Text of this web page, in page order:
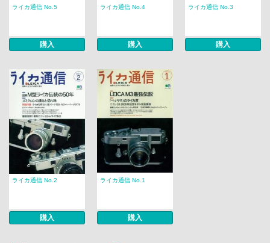
ライカ通信 No.5
購入
ライカ通信 No.4
購入
ライカ通信 No.3
購入
ライカ通信 No.2
購入
ライカ通信 No.1
購入